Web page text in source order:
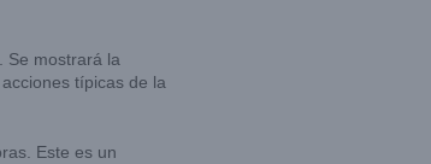
Se mostrará la
típicas de la
Este es un